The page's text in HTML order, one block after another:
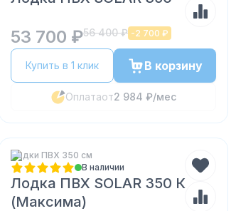
53 700 ₽56 400 ₽ -2 700 ₽
Купить в 1 клик В корзину
Оплатаот2 984 ₽/мес
Лодки ПВХ 350 см
В наличии
Лодка ПВХ SOLAR 350 К
(Максима)